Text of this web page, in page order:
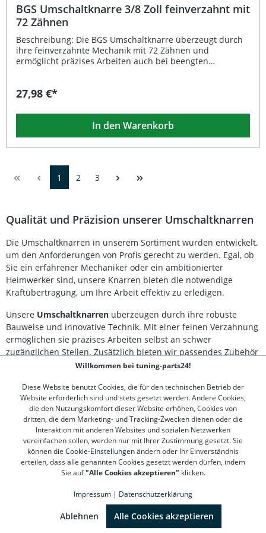
BGS Umschaltknarre 3/8 Zoll feinverzahnt mit
72 Zähnen
Beschreibung: Die BGS Umschaltknarre überzeugt durch
ihre feinverzahnte Mechanik mit 72 Zähnen und
ermöglicht präzises Arbeiten auch bei beengten
zugängliche Stellen mühelos. Der Einsatz-Schnelllöser
ergonomische 2-Komponenten-Griff optimalen Halt und
Komfort bietet. Gefertigt aus hochwertigem Chrom-
Vanadium-Stahl, steht die Umschaltknarre für
Langlebigkeit und hohe Belastbarkeit – ideal für
Heimwerker. Feinverzahnung mit 72 Zähnen für präzises
Arbeiten Robuste Konstruktion aus Chrom-Vanadium-
ideal für enge Arbeitsbereiche Lieferumfang: 1x BGS
mm
27,98 €*
In den Warenkorb
1 2 3
Qualität und Präzision unserer Umschaltknarren
Die Umschaltknarren in unserem Sortiment wurden entwickelt,
um den Anforderungen von Profis gerecht zu werden. Egal, ob
Sie ein erfahrener Mechaniker oder ein ambitionierter
Heimwerker sind, unsere Knarren bieten die notwendige
Kraftübertragung, um Ihre Arbeit effektiv zu erledigen.
Unsere Umschaltknarren überzeugen durch ihre robuste
Bauweise und innovative Technik. Mit einer feinen Verzahnung
ermöglichen sie präzises Arbeiten selbst an schwer
zugänglichen Stellen. Zusätzlich bieten wir passendes Zubehör
wie Verlängerungen und Adapter, um Ihre
Vertrauen Sie aufhochwertige Knarrenvon führenden Marken,
die Ihnen über Jahre hinweg zuverlässige Dienste leisten
werden. Entdecken Sie jetzt unser umfangreiches Angebot und
finden Sie die geeignete Umschaltknarre für Ihre Bedürfnisse!
Willkommen bei tuning-parts24!
Diese Website benutzt Cookies, die für den technischen Betrieb der
Website erforderlich sind und stets gesetzt werden. Andere Cookies,
die den Nutzungskomfort dieser Website erhöhen, Cookies von
dritten, die dem Marketing- und Tracking-Zwecken dienen oder die
Interaktion mit anderen Websites und sozialen Netzwerken
vereinfachen sollen, werden nur mit Ihrer Zustimmung gesetzt. Sie
können die Cookie-Einstellungenändern oder Ihr Einverständnis
erteilen, dass alle genannten Cookies gesetzt werden dürfen, indem
Sie auf"Alle Cookies akzeptieren" klicken.
Impressum | Datenschutzerklärung
Ablehnen Alle Cookies akzeptieren
(4.78 / 5)
1310
Bewertungen bei: google.de, shopvote.de ⓘ
Informationen zur Echtheit der Bewertungen